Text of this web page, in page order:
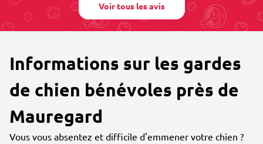
Voir tous les avis
Informations sur les gardes
de chien bénévoles près de
Mauregard
Vous vous absentez et difficile d'emmener votre chien ?